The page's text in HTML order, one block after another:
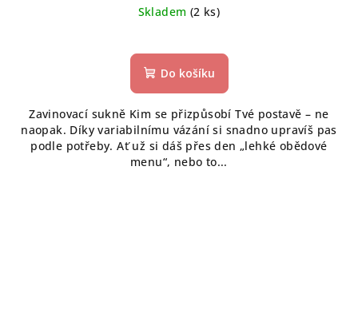
Skladem (2 ks)
Do košíku
Zavinovací sukně Kim se přizpůsobí Tvé postavě – ne
naopak. Díky variabilnímu vázání si snadno upravíš pas
podle potřeby. Ať už si dáš přes den „lehké obědové
menu“, nebo to...